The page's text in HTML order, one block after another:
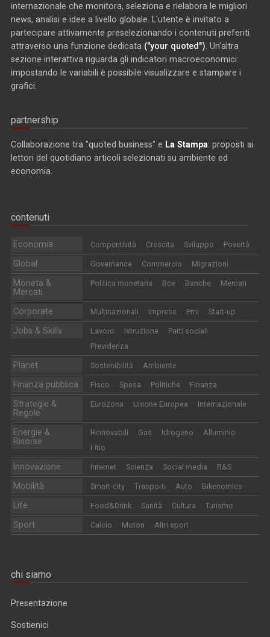
internazionale che monitora, seleziona e rielabora le migliori
news, analisi e idee a livello globale. L'utente è invitato a
partecipare attivamente preselezionando i contenuti preferiti
attraverso una funzione dedicata ("your quoted") . Un'altra
sezione interattiva riguarda gli indicatori macroeconomici:
impostando le variabili è possibile visualizzare e stampare i
grafici.
partnership
Collaborazione tra "quoted business" e La Stampa: proposti ai
lettori del quotidiano articoli selezionati su ambiente ed
economia.
contenuti
Economia Competitività Crescita Sviluppo Povertà
Global Governance Commercio Migrazioni
Moneta &
Mercati
Politica monetaria Bce Banche Mercati
Corporate Multinazionali Imprese Pmi Start-up
Jobs & Skills Lavoro Istruzione
Parti sociali
Previdenza
Planet Sostenibilità Ambiente
Finanza pubblica Fisco Spesa Politiche Finanza
Strategie &
Regole
Eurozona Unione Europea Internazionale
Energie &
Risorse
Rinnovabili Gas Idrogeno
Alluminio
Litio
Innovazione Internet Scienza Social media R&S
Mobilità Smart-city Trasporti Auto Bikenomics
Life Food&Drink Sanità Cultura Turismo
Sport Calcio Motori Altri sport
chi siamo
Presentazione
Sostienici